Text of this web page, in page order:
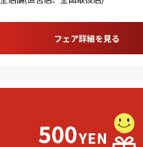
フェア詳細を見る